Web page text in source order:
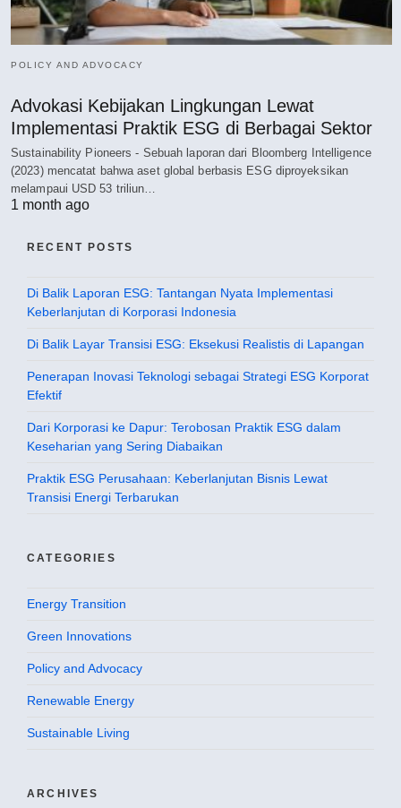
POLICY AND ADVOCACY
Advokasi Kebijakan Lingkungan Lewat
Implementasi Praktik ESG di Berbagai Sektor
Sustainability Pioneers - Sebuah laporan dari Bloomberg Intelligence
(2023) mencatat bahwa aset global berbasis ESG diproyeksikan
melampaui USD 53 triliun…
1 month ago
RECENT POSTS
Di Balik Laporan ESG: Tantangan Nyata Implementasi
Keberlanjutan di Korporasi Indonesia
Di Balik Layar Transisi ESG: Eksekusi Realistis di Lapangan
Penerapan Inovasi Teknologi sebagai Strategi ESG Korporat
Efektif
Dari Korporasi ke Dapur: Terobosan Praktik ESG dalam
Keseharian yang Sering Diabaikan
Praktik ESG Perusahaan: Keberlanjutan Bisnis Lewat
Transisi Energi Terbarukan
CATEGORIES
Energy Transition
Green Innovations
Policy and Advocacy
Renewable Energy
Sustainable Living
ARCHIVES